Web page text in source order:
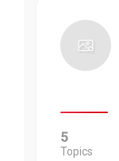
5
Topics